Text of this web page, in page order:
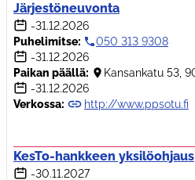
Järjestöneuvonta
-31.12.2026
Puhelimitse:
050 313 9308
-31.12.2026
Paikan päällä:
Kansankatu 53,
-31.12.2026
Verkossa:
http://www.ppsotu.fi
KesTo-hankkeen yksilöohjaus
-30.11.2027